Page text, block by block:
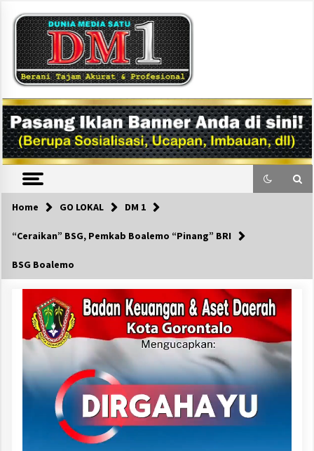
content
DM1
Home GO LOKAL DM 1
“Ceraikan” BSG, Pemkab Boalemo “Pinang” BRI
BSG Boalemo